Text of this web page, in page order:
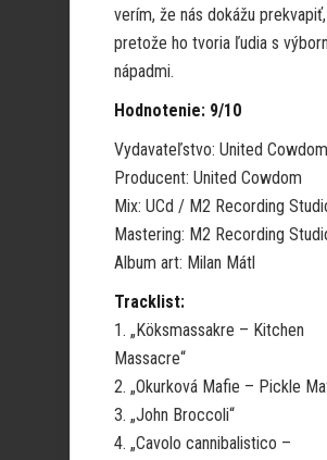
verím, že nás dokážu prekvapiť,
pretože ho tvoria ľudia s
nápadmi.
Hodnotenie: 9/10
Vydavateľstvo: United Cowdom
Producent: United Cowdom
Mix: UCd / M2 Recording
Mastering: M2 Recording
Album art: Milan Mátl
Tracklist:
1. „Köksmassakre – Kitchen
Massacre“
2. „Okurková Mafie – Pickle
3. „John Broccoli“
4. „Cavolo cannibalistico –